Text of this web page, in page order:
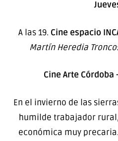
A las 19. Cine espacio
Martín Heredia
Cine Arte Córdoba
En el invierno de las
humilde trabajador
económica muy